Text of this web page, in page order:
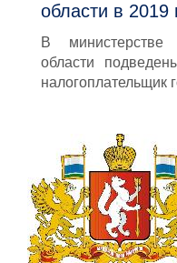
области в 2019
В министерстве
области
налогоплательщик